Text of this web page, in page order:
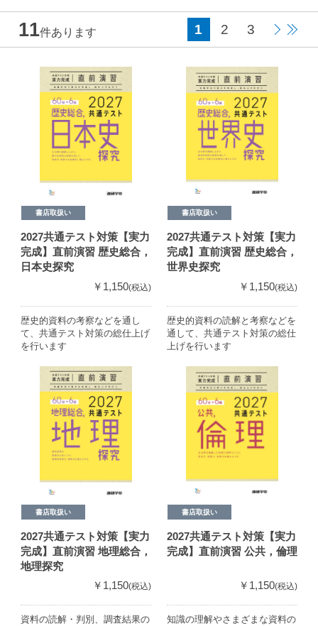
11件あります 1 2 3
書店取扱い
2027共通テスト対策【実力
完成】直前演習 歴史総合，
日本史探究
￥1,150(税込)
歴史的資料の考察などを通し
て、共通テスト対策の総仕上げ
を行います
書店取扱い
2027共通テスト対策【実力
完成】直前演習 歴史総合，
世界史探究
￥1,150(税込)
歴史的資料の読解と考察などを
通して、共通テスト対策の総仕
上げを行います
書店取扱い
2027共通テスト対策【実力
完成】直前演習 地理総合，
地理探究
￥1,150(税込)
資料の読解・判別、調査結果の
書店取扱い
2027共通テスト対策【実力
完成】直前演習 公共，倫理
￥1,150(税込)
知識の理解やさまざまな資料の